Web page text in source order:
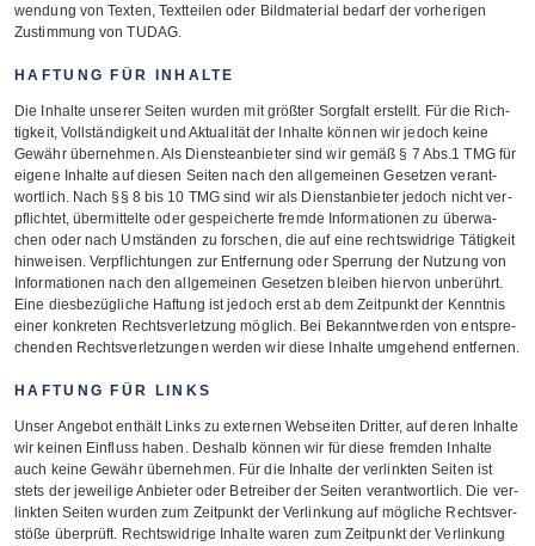
wen­dung von Tex­ten, Text­tei­len oder Bild­ma­te­rial bedarf der vor­he­ri­gen
Zustim­mung von TUDAG.
HAFTUNG FÜR INHALTE
Die Inhalte unse­rer Sei­ten wur­den mit größ­ter Sorg­falt erstellt. Für die Rich­
tig­keit, Voll­stän­dig­keit und Aktua­li­tät der Inhalte kön­nen wir jedoch keine
Gewähr über­neh­men. Als Diens­te­an­bie­ter sind wir gemäß § 7 Abs.1 TMG für
eigene Inhalte auf die­sen Sei­ten nach den all­ge­mei­nen Geset­zen ver­ant­
wort­lich. Nach §§ 8 bis 10 TMG sind wir als Dienst­an­bie­ter jedoch nicht ver­
pflich­tet, über­mit­telte oder gespei­cherte fremde Infor­ma­tio­nen zu über­wa­
chen oder nach Umstän­den zu for­schen, die auf eine rechts­wid­rige Tätig­keit
hin­wei­sen. Ver­pflich­tun­gen zur Ent­fer­nung oder Sper­rung der Nut­zung von
Infor­ma­tio­nen nach den all­ge­mei­nen Geset­zen blei­ben hier­von unbe­rührt.
Eine dies­be­züg­li­che Haf­tung ist jedoch erst ab dem Zeit­punkt der Kennt­nis
einer kon­kre­ten Rechts­ver­let­zung mög­lich. Bei Bekannt­wer­den von ent­spre­
chen­den Rechts­ver­let­zun­gen wer­den wir diese Inhalte umge­hend entfernen.
HAFTUNG FÜR LINKS
Unser Ange­bot ent­hält Links zu exter­nen Web­sei­ten Drit­ter, auf deren Inhalte
wir kei­nen Ein­fluss haben. Des­halb kön­nen wir für diese frem­den Inhalte
auch keine Gewähr über­neh­men. Für die Inhalte der ver­link­ten Sei­ten ist
stets der jewei­lige Anbie­ter oder Betrei­ber der Sei­ten ver­ant­wort­lich. Die ver­
link­ten Sei­ten wur­den zum Zeit­punkt der Ver­lin­kung auf mög­li­che Rechts­ver­
stöße über­prüft. Rechts­wid­rige Inhalte waren zum Zeit­punkt der Ver­lin­kung